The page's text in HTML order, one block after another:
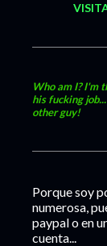
Who am I? I'm
his fucking
other guy!
Porque soy
numerosa,
paypal o en
cuenta...